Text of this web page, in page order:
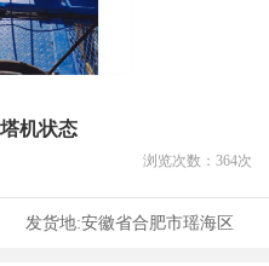
机状态
浏览次数： 364次
发货地:安徽省合肥市瑶海区